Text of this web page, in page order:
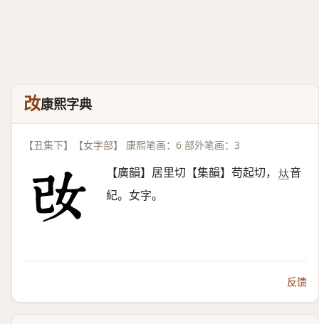
妀康熙字典
【丑集下】【女字部】 康熙笔画：6 部外笔画：3
【廣韻】居里切【集韻】苟起切， 𠀤音
紀。女字。
反馈